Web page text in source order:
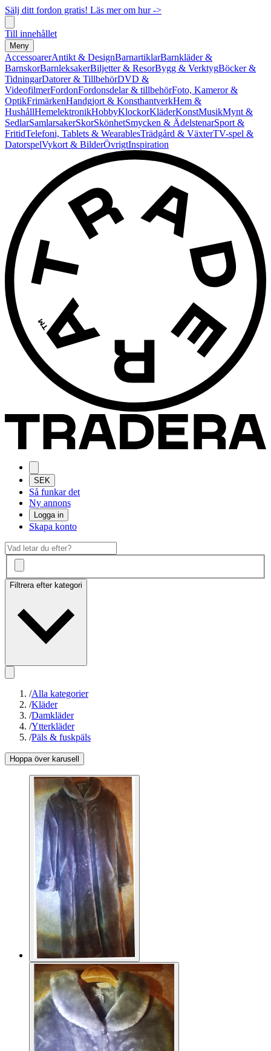
Sälj ditt fordon gratis! Läs mer om hur ->
Till innehållet
Meny
AccessoarerAntikt & DesignBarnartiklarBarnkläder &
BarnskorBarnleksakerBiljetter & ResorBygg & VerktygBöcker &
TidningarDatorer & TillbehörDVD &
VideofilmerFordonFordonsdelar & tillbehörFoto, Kameror &
OptikFrimärkenHandgjort & KonsthantverkHem &
HushållHemelektronikHobbyKlockorKläderKonstMusikMynt &
SedlarSamlarsakerSkorSkönhetSmycken & ÄdelstenarSport &
FritidTelefoni, Tablets & WearablesTrädgård & VäxterTV-spel &
DatorspelVykort & BilderÖvrigtInspiration
SEK
Så funkar det
Ny annons
Logga in
Skapa konto
Filtrera efter kategori
/Alla kategorier
/Kläder
/Damkläder
/Ytterkläder
/Päls & fuskpäls
Hoppa över karusell